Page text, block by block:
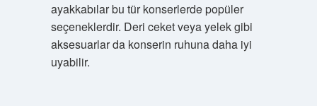
ayakkabılar bu tür konserlerde popüler
seçeneklerdir. Deri ceket veya yelek gibi
aksesuarlar da konserin ruhuna daha iyi
uyabilir.